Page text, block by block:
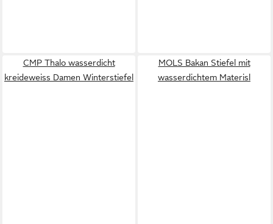
CMP Thalo wasserdicht
kreideweiss Damen Winterstiefel
MOLS Bakan Stiefel mit
wasserdichtem Materisl